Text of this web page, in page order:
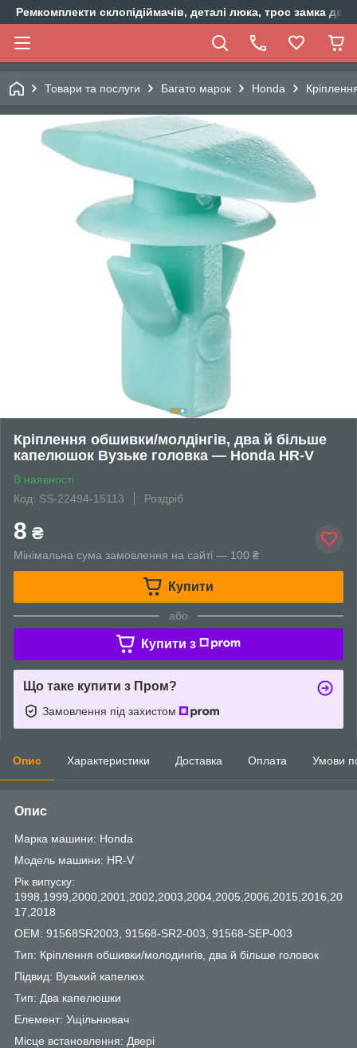
Ремкомплекти склопідіймачів, деталі люка, трос замка
Товари та послуги Багато марок Honda
Кріплення обшивки/молдінгів, два й більше
капелюшок Вузьке головка — Honda HR-V
В наявності
Код: SS-22494-15113
Роздріб
8 ₴
Мінімальна сума замовлення на сайті — 100 ₴
Купити
або
Купити з
Що таке купити з Пром?
Замовлення під захистом
Опис Характеристики Доставка Оплата Умови
Опис
Марка машини: Honda
Модель машини: HR-V
Рік випуску:
1998,1999,2000,2001,2002,2003,2004,2005,2006,2015,2016,20
17,2018
OEM: 91568SR2003, 91568-SR2-003, 91568-SEP-003
Тип: Кріплення обшивки/молодингів, два й більше головок
Підвид: Вузький капелюх
Тип: Два капелюшки
Елемент: Ущільнювач
Місце встановлення: Двері